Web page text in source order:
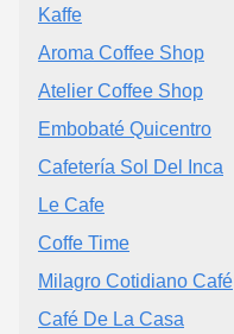
Kaffe
Aroma Coffee Shop
Atelier Coffee Shop
Embobaté Quicentro
Cafetería Sol Del Inca
Le Cafe
Coffe Time
Milagro Cotidiano Café
Café De La Casa